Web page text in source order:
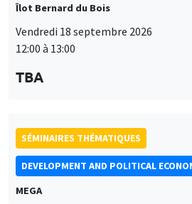
Îlot Bernard du Bois
Vendredi 18 septembre 2026
12:00 à 13:00
TBA
SÉMINAIRES THÉMATIQUES
DEVELOPMENT AND POLITICAL
MEGA